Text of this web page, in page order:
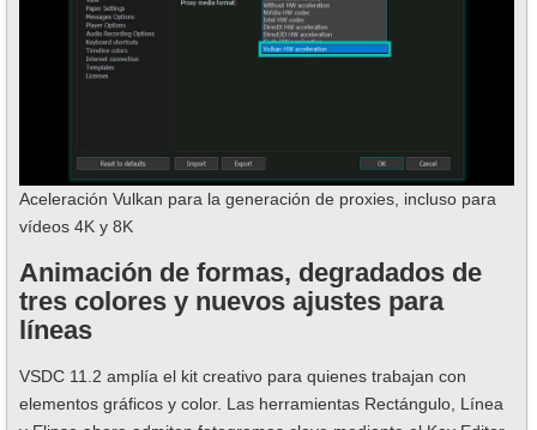
Aceleración Vulkan para la generación de proxies, incluso para
vídeos 4K y 8K
Animación de formas, degradados de
tres colores y nuevos ajustes para
líneas
VSDC 11.2 amplía el kit creativo para quienes trabajan con
elementos gráficos y color. Las herramientas Rectángulo, Línea